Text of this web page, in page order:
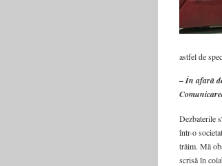
astfel de
– În afară
Dezbaterile
într-o
trăim. Mă
scrisă în